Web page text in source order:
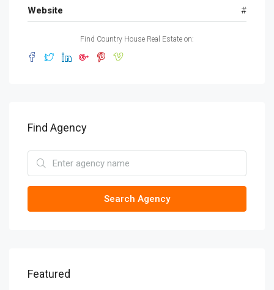
Website
#
Find Country House Real Estate on:
Find Agency
Search Agency
Featured